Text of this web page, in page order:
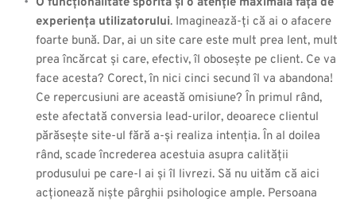
experiența utilizatorului. Imaginează-ți că ai o afacere
foarte bună. Dar, ai un site care este mult prea lent, mult
prea încărcat și care, efectiv, îl obosește pe client. Ce va
face acesta? Corect, în nici cinci secund îl va abandona!
Ce repercusiuni are această omisiune? În primul rând,
este afectată conversia lead-urilor, deoarece clientul
părăsește site-ul fără a-și realiza intenția. În al doilea
rând, scade încrederea acestuia asupra calității
produsului pe care-l ai și îl livrezi. Să nu uităm că aici
acționează niște pârghii psihologice ample. Persoana